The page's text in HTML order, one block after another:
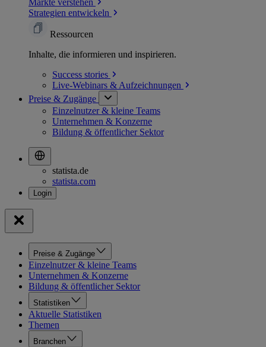
Märkte verstehen
Strategien entwickeln
Ressourcen
Inhalte, die informieren und inspirieren.
Success stories
Live-Webinars & Aufzeichnungen
Preise & Zugänge
Einzelnutzer & kleine Teams
Unternehmen & Konzerne
Bildung & öffentlicher Sektor
statista.de
statista.com
Preise & Zugänge
Einzelnutzer & kleine Teams
Unternehmen & Konzerne
Bildung & öffentlicher Sektor
Statistiken
Aktuelle Statistiken
Themen
Branchen